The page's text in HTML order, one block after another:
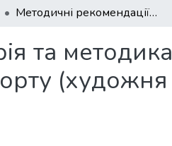
Методичні рекомендації з дисципліни «Теорія та методика тренувальної діяльності в обраному виді спорту (художня гімнастика)»
та методика
(художня